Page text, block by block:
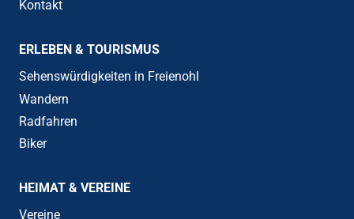
Kontakt
ERLEBEN & TOURISMUS
Sehenswürdigkeiten in Freienohl
Wandern
Radfahren
Biker
HEIMAT & VEREINE
Vereine